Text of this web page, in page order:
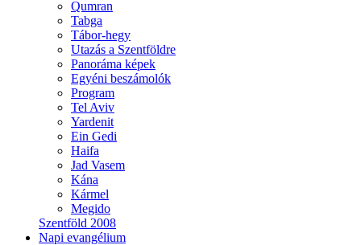
Qumran
Tabga
Tábor-hegy
Utazás a Szentföldre
Panoráma képek
Egyéni beszámolók
Program
Tel Aviv
Yardenit
Ein Gedi
Haifa
Jad Vasem
Kána
Kármel
Megido
Szentföld 2008
Napi evangélium